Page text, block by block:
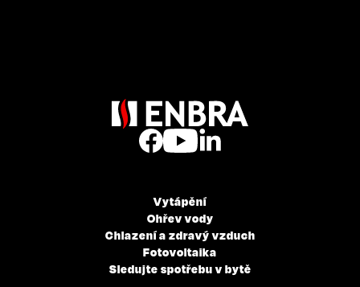
Vytápění
Ohřev vody
Chlazení a zdravý vzduch
Fotovoltaika
Sledujte spotřebu v bytě